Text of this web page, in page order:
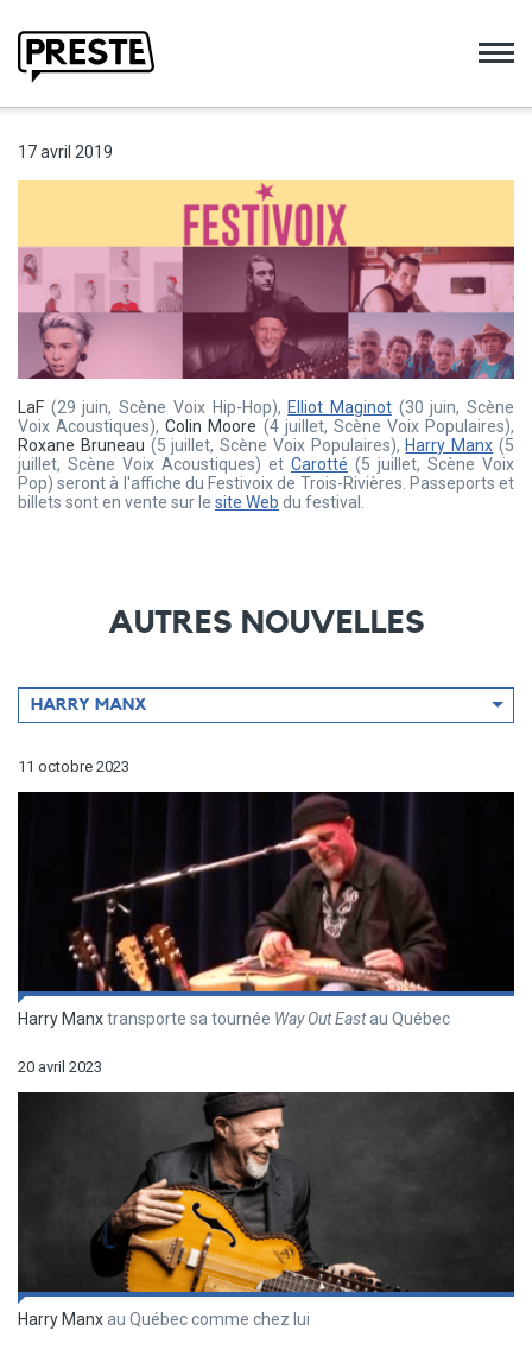
17 avril 2019
LaF (29 juin, Scène Voix Hip-Hop), Elliot Maginot(30 juin, Scène
Voix Acoustiques),Colin Moore (4 juillet, Scène Voix Populaires),
Roxane Bruneau (5 juillet, Scène Voix Populaires), Harry Manx (5
juillet, Scène Voix Acoustiques) et Carotté (5 juillet, Scène Voix
Pop) seront à l'affiche du Festivoix de Trois-Rivières. Passeports et
billets sont en vente sur le site Web du festival.
AUTRES NOUVELLES
Filtrer
par
HARRY MANX
11 octobre 2023
Harry Manxtransporte sa tournée Way Out Eastau Québec
20 avril 2023
Harry Manx au Québec comme chez lui